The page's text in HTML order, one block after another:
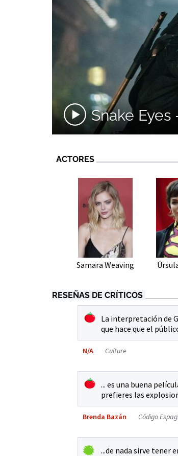
Snake Eyes
ACTORES
Samara Weaving
RESEÑAS DE CRÍTICOS
La interpretación de
que hace que el
N/A Culture
... es una buena
prefieres las
Brenda Bazán Código
...de nada sirve tener